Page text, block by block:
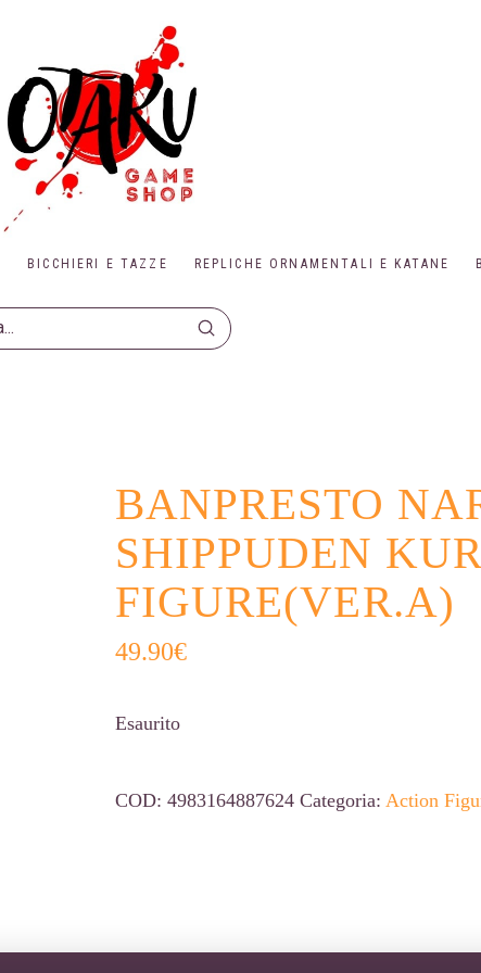
BICCHIERI E TAZZE REPLICHE ORNAMENTALI E KATANE
Submit
BANPRESTO
SHIPPUDEN
FIGURE(VER.A)
49.90€
Esaurito
COD: 4983164887624 Categoria: Action